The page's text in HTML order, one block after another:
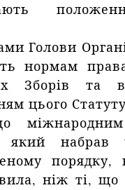
Голови
нормам
Зборів та
цього
міжнародним
який набрав
порядку,
ніж ті, що